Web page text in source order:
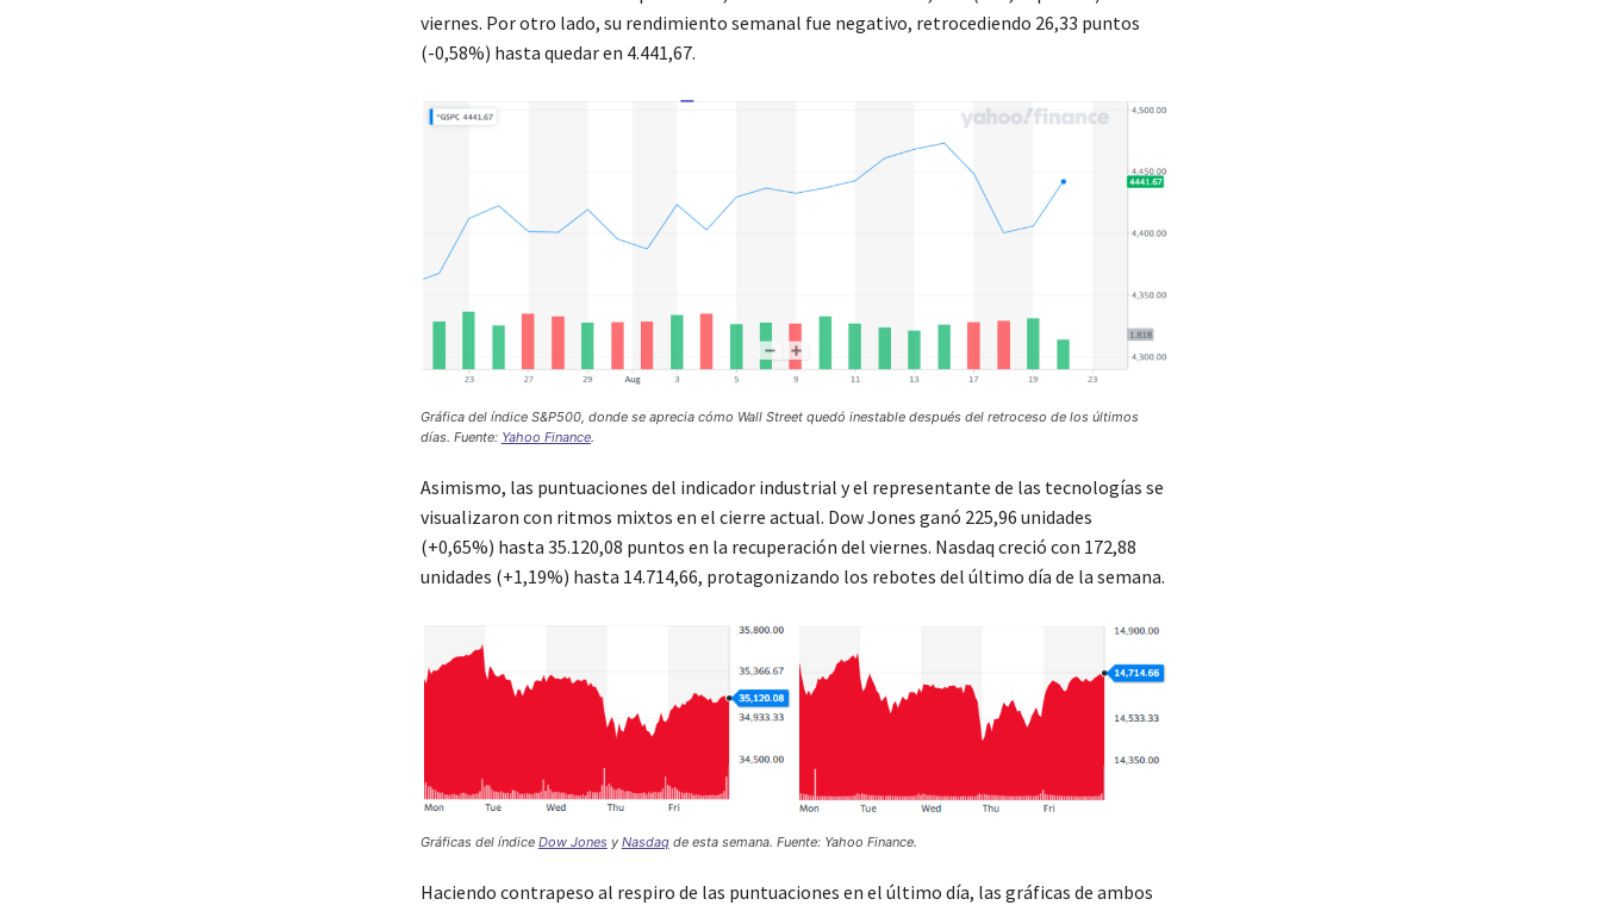
viernes. Por otro lado, su rendimiento semanal fue negativo, retrocediendo 26,33 puntos
(-0,58%) hasta quedar en 4.441,67.
Gráfica del índice S&P500, donde se aprecia cómo Wall Street quedó inestable después del retroceso de los últimos
días. Fuente: Yahoo Finance.
Asimismo, las puntuaciones del indicador industrial y el representante de las tecnologías se
visualizaron con ritmos mixtos en el cierre actual. Dow Jones ganó 225,96 unidades
(+0,65%) hasta 35.120,08 puntos en la recuperación del viernes. Nasdaq creció con 172,88
unidades (+1,19%) hasta 14.714,66, protagonizando los rebotes del último día de la semana.
Gráficas del índice Dow Jones y Nasdaqde esta semana. Fuente: Yahoo Finance.
Haciendo contrapeso al respiro de las puntuaciones en el último día, las gráficas de ambos